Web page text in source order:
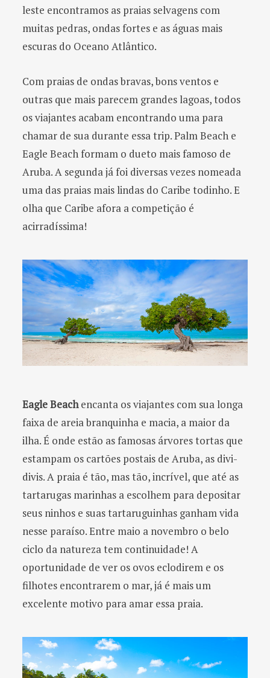
leste encontramos as praias selvagens com
muitas pedras, ondas fortes e as águas mais
escuras do Oceano Atlântico.
Com praias de ondas bravas, bons ventos e
outras que mais parecem grandes lagoas, todos
os viajantes acabam encontrando uma para
chamar de sua durante essa trip. Palm Beach e
Eagle Beach formam o dueto mais famoso de
Aruba. A segunda já foi diversas vezes nomeada
uma das praias mais lindas do Caribe todinho. E
olha que Caribe afora a competição é
acirradíssima!
Eagle Beachencanta os viajantes com sua longa
faixa de areia branquinha e macia, a maior da
ilha. É onde estão as famosas árvores tortas que
estampam os cartões postais de Aruba, as divi-
divis. A praia é tão, mas tão, incrível, que até as
tartarugas marinhas a escolhem para depositar
seus ninhos e suas tartaruguinhas ganham vida
nesse paraíso. Entre maio a novembro o belo
ciclo da natureza tem continuidade! A
oportunidade de ver os ovos eclodirem e os
filhotes encontrarem o mar, já é mais um
excelente motivo para amar essa praia.